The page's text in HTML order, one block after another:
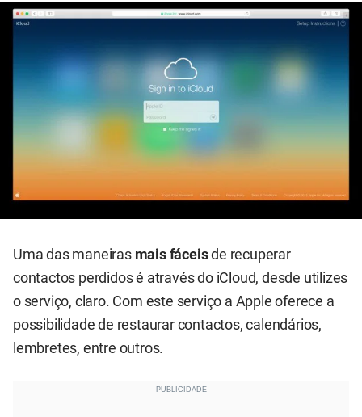
Uma das maneiras mais fáceisde recuperar
contactos perdidos é através do iCloud, desde utilizes
o serviço, claro. Com este serviço a Apple oferece a
possibilidade de restaurar contactos, calendários,
lembretes, entre outros.